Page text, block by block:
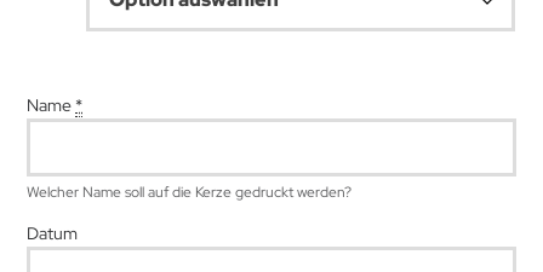
Name *
Welcher Name soll auf die Kerze gedruckt werden?
Datum